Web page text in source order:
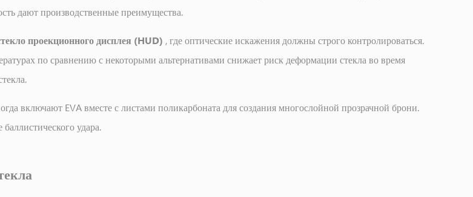
дают производственные преимущества.
проекционного дисплея (HUD) , где оптические искажения должны строго контролироваться.
по сравнению с некоторыми альтернативами снижает риск деформации стекла во время
включают EVA вместе с листами поликарбоната для создания многослойной прозрачной брони.
удара.